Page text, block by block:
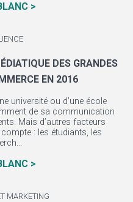
>
DES GRANDES
EN 2016
université ou d’une école
de sa communication
Mais d’autres facteurs
: les étudiants, les
>
MARKETING